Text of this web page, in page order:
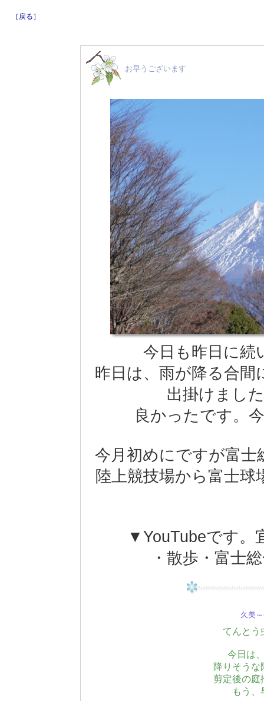
［戻る］
お早うございます
今日も昨日に続
昨日は、雨が降る合間
出掛けまし
良かったです。
今月初めにですが富士
陸上競技場から富士
▼YouTubeです。
・散歩・富士
久美
てんと
今日は
降りそうな
剪定後の庭
もう、